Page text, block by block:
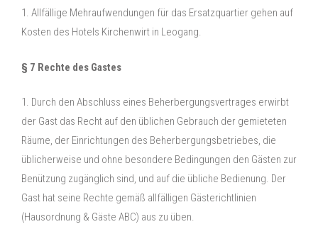
1. Allfällige Mehraufwendungen für das Ersatzquartier gehen auf
Kosten des Hotels Kirchenwirt in Leogang.
§ 7 Rechte des Gastes
1. Durch den Abschluss eines Beherbergungsvertrages erwirbt
der Gast das Recht auf den üblichen Gebrauch der gemieteten
Räume, der Einrichtungen des Beherbergungsbetriebes, die
üblicherweise und ohne besondere Bedingungen den Gästen zur
Benützung zugänglich sind, und auf die übliche Bedienung. Der
Gast hat seine Rechte gemäß allfälligen Gästerichtlinien
(Hausordnung & Gäste ABC) aus zu üben.